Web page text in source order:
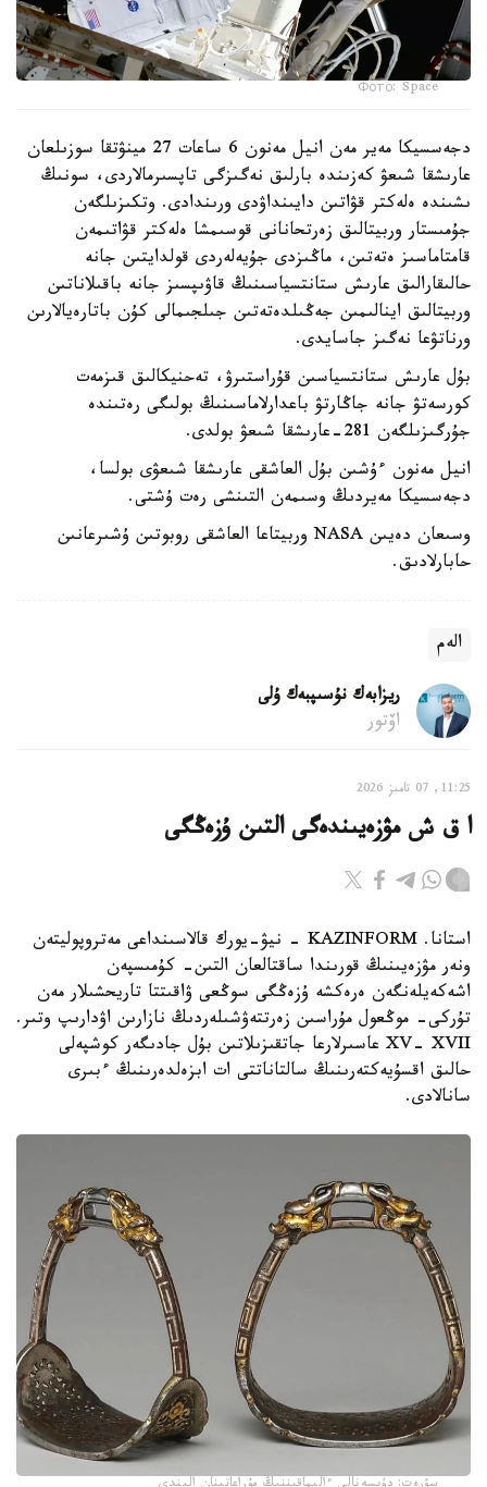
Фото: Space
دجەسسيكا مەير مەن انيل مەنون 6 ساعات 27 مينۋتقا سوزىلعان
عارىشقا شىعۋ كەزىندە بارلىق نەگىزگى تاپسىرمالاردى، سونىڭ
ىشىندە ەلەكتر قۋاتىن دايىنداۋدى ورىندادى. وتكىزىلگەن
جۇمىستار وربيتالىق زەرتحانانى قوسىمشا ەلەكتر قۋاتىمەن
قامتاماسىز ەتەتىن، ماڭىزدى جۇيەلەردى قولدايتىن جانە
حالىقارالىق عارىش ستانتسياسىنىڭ قاۋىپسىز جانە باقىلاناتىن
وربيتالىق اينالىمىن جەڭىلدەتەتىن جىلجىمالى كۇن باتارەيالارىن
ورناتۋعا نەگىز جاسايدى.
بۇل عارىش ستانتسياسىن قۇراستىرۋ، تەحنيكالىق قىزمەت
كورسەتۋ جانە جاڭارتۋ باعدارلاماسىنىڭ بولىگى رەتىندە
جۇرگىزىلگەن 281-عارىشقا شىعۋ بولدى.
انيل مەنون ءۇشىن بۇل العاشقى عارىشقا شىعۋى بولسا،
دجەسسيكا مەيردىڭ وسىمەن التىنشى رەت ۇشتى.
وسىعان دەيىن NASA وربيتاعا العاشقى روبوتىن ۇشىرعانىن
حابارلادىق.
الەم
ريزابەك نۇسىپبەك ۇلى
اۆتور
11:25, 07 تامىز 2026
ا ق ش مۋزەيىندەگى التىن ۇزەڭگى
استانا. KAZINFORM - نيۋ-يورك قالاسىنداعى مەتروپوليتەن
ونەر مۋزەيىنىڭ قورىندا ساقتالعان التىن- كۇمىسپەن
اشەكەيلەنگەن ەرەكشە ۇزەڭگى سوڭعى ۋاقىتتا تاريحشىلار مەن
تۇركى- موڭعول مۇراسىن زەرتتەۋشىلەردىڭ نازارىن اۋدارىپ وتىر.
XV- XVII عاسىرلارعا جاتقىزىلاتىن بۇل جادىگەر كوشپەلى
حالىق اقسۇيەكتەرىنىڭ سالتاناتتى ات ابزەلدەرىنىڭ ءبىرى
سانالادى.